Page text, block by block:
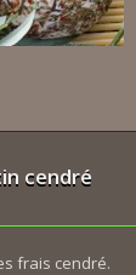
cendré
frais cendré.